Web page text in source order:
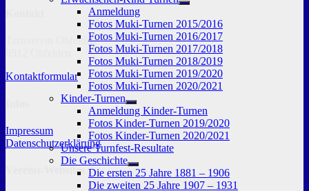
Untermenü
anzeigen
Anmeldung
Fotos Muki-Turnen 2015/2016
Fotos Muki-Turnen 2016/2017
Fotos Muki-Turnen 2017/2018
Fotos Muki-Turnen 2018/2019
Fotos Muki-Turnen 2019/2020
Fotos Muki-Turnen 2020/2021
Kinder-Turnen
Untermenü
anzeigen
Anmeldung Kinder-Turnen
Fotos Kinder-Turnen 2019/2020
Fotos Kinder-Turnen 2020/2021
Unsere Turnfest-Resultate
Die Geschichte
Untermenü
anzeigen
Die ersten 25 Jahre 1881 – 1906
Die zweiten 25 Jahre 1907 – 1931
Turnverein Obfelden
Kontaktformular
Impressum
Datenschutzerklärung
Vereins-Websites